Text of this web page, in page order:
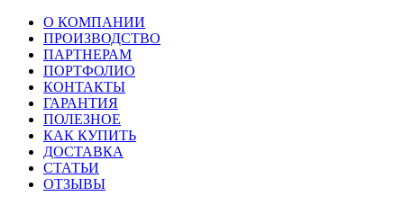
О КОМПАНИИ
ПРОИЗВОДСТВО
ПАРТНЕРАМ
ПОРТФОЛИО
КОНТАКТЫ
ГАРАНТИЯ
ПОЛЕЗНОЕ
КАК КУПИТЬ
ДОСТАВКА
СТАТЬИ
ОТЗЫВЫ